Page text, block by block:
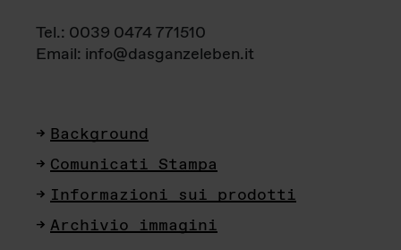
Tel.: 0039 0474 771510
Email: info@dasganzeleben.it
Background
Comunicati Stampa
Informazioni sui prodotti
Archivio immagini